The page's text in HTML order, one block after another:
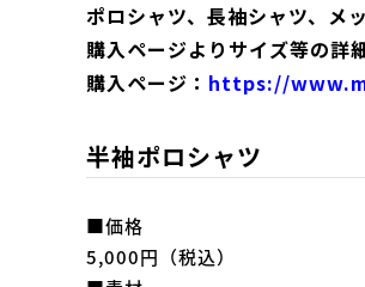
ポロシャツ、長袖シャツ、メ
購入ページよりサイズ等の詳
購入ページ： https://
半袖ポロシャツ
■価格
5,000円（税込）